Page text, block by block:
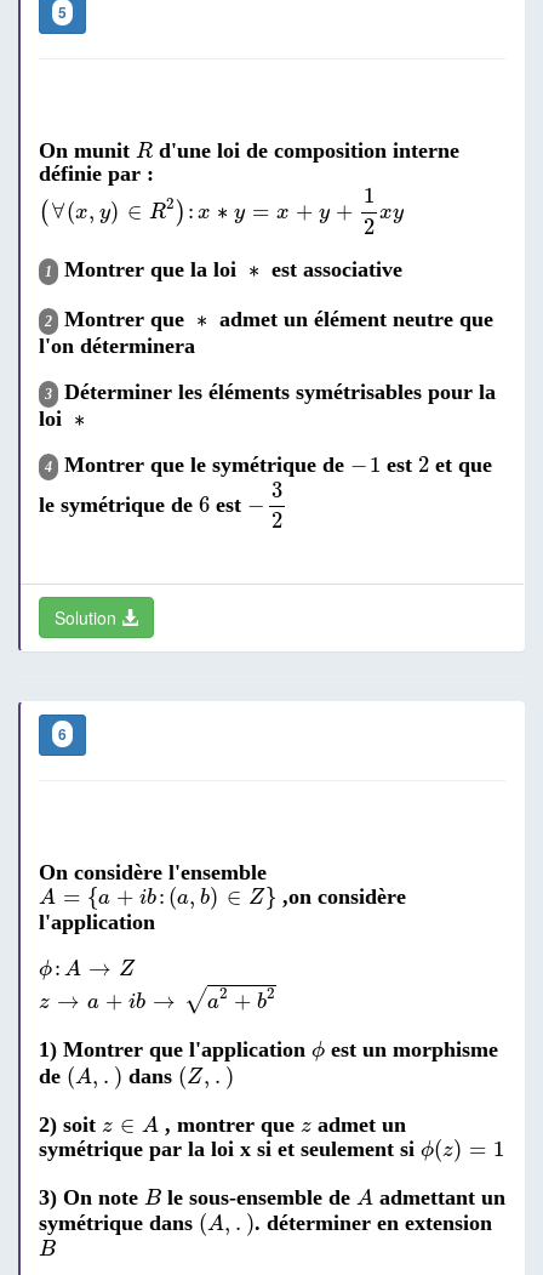
5
On munit R
R d'une loi de composition interne
définie par :
(∀(x, y) ∈ R2 ) : x ∗ y = x + y +
1
2
xy
(∀(x,y) ∈R 2
1 Montrer que la loi ∗
∗ est associative
2 Montrer que ∗
∗ admet un élément neutre que
l'on déterminera
3
Déterminer les éléments symétrisables pour la
loi ∗
∗
4 Montrer que le symétrique de −1 est 2
2 et que
le symétrique de 6
6 est −
3
2
-32
Solution
6
On considère l'ensemble
A = {a + ib: (a, b) ∈ Z}
A= {a+ib:(a,b )∈Z}
,on considère
l'application
ϕ: A → Z
ϕ:A→ Z
z → a + ib → √a2 + b2
z →a b →
1) Montrer que l'application ϕ
ϕ est un morphisme
de (A, . )
(A,.) dans (Z, . )
(Z,.)
2) soit z ∈ A
z∈A , montrer quez
z admet un
symétrique par la loi x si et seulement si ϕ(z) = 1
ϕ(z )=
3) On note B
B le sous-ensemble de A
A admettant un
symétrique dans (A, . )
(A, ) . déterminer en extension
B
B